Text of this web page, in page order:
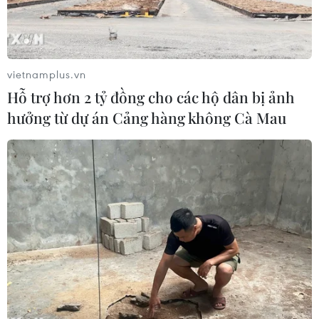
Cơ thể con người không có một lớp lông dày như nhiều loài sinh
vật khác. (Nguồn: The Conversation)
Việc cơ thể chúng ta không còn lớp lông dày
như nhiều loài động vật có lẽ là một câu hỏi
được nhiều người đặt ra, đặc biệt là với trẻ em.
Theo nhà khoa học Marika Chikina, giáo sư về
Hệ thống sinh học tại Đại học Pittsburgh ở Mỹ,
vietnamplus.vn
Hỗ trợ hơn 2 tỷ đồng cho các hộ dân bị ảnh
hưởng từ dự án Cảng hàng không Cà Mau